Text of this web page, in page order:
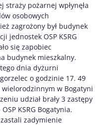
straży pożarnej wpłynęła
osobowych
zagrożony był budynek
jednostek OSP KSRG
się zapobiec
budynek mieszkalny.
dnia dyżurni
o godzinie 17. 49
w Bogatyni
udział brały 3 zastępy
KSRG Bogatynia.
zadymienie